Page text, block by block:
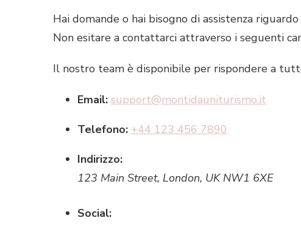
Hai domande o hai bisogno di assistenza
Non esitare a contattarci attraverso i seguenti
Il nostro team è disponibile per rispondere a
Email: support@montidauniturismo.it
Telefono: +44 123 456 7890
Indirizzo:
123 Main Street, London, UK NW1 6XE
Social: